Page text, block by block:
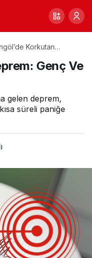
Korkutan
Hissedildi
Genç Ve
gelen deprem,
süreli paniğe
0